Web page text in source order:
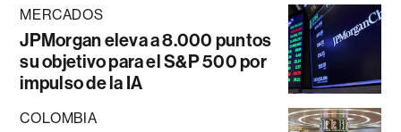
MERCADOS
JPMorgan eleva a 8.000 puntos
su objetivo para el S&P 500 por
impulso de la IA
COLOMBIA